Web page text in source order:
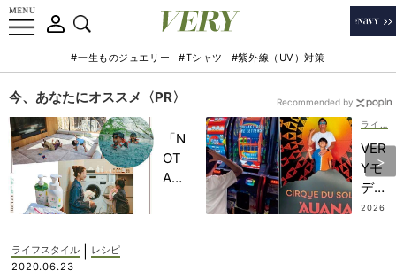
#一生ものジュエリー #Tシャツ #紫外線（UV）対策
今、あなたにオススメ〈PR〉
「N
OT
A
VER
Yモ
デル
が“
2026
Recommended by
ライフスタイル
レシピ
2020.06.23